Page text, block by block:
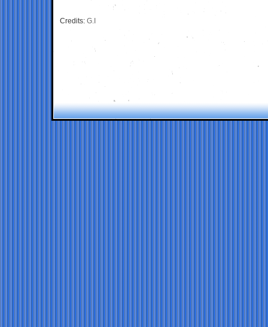
Credits: G.I